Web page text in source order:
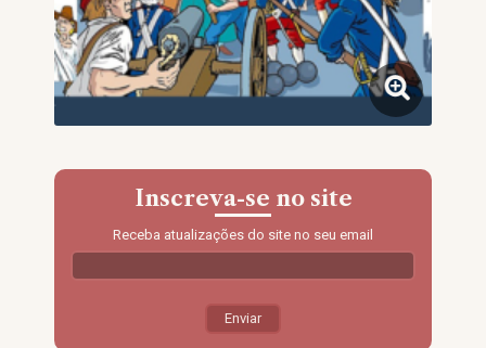
Inscreva-se no site
Receba atualizações do site no seu email